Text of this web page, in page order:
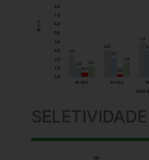
SELETIVIDADE